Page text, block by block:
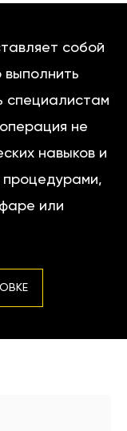
собой
выполнить
специалистам
не
навыков и
процедурами,
или